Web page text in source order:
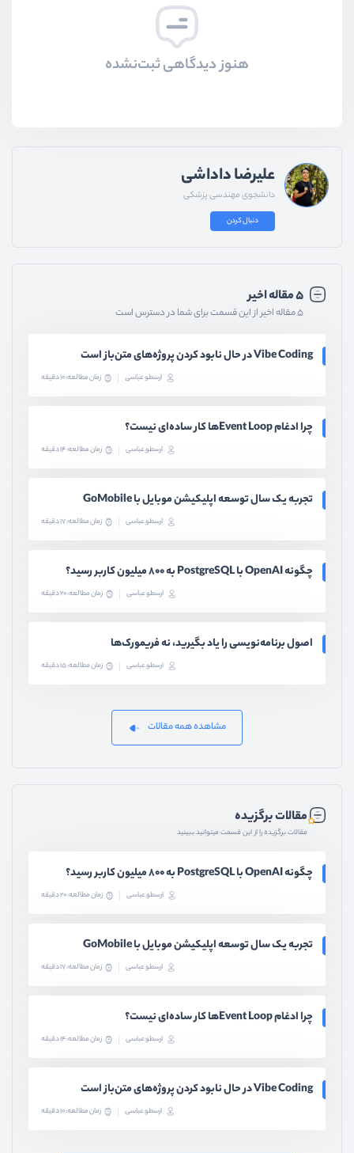
هنوز دیدگاهی ثبت‌نشده
علیرضا داداشی
دانشجوی مهندسی پزشکی
دنبال کردن
۵ مقاله اخیر
۵ مقاله اخیر از این قسمت برای شما در دسترس است
Vibe Coding در حال نابود کردن پروژه‌های متن‌باز است
ارسطو عباسی زمان مطالعه: 10 دقیقه
چرا ادغام Event Loopها کار ساده‌ای نیست؟
ارسطو عباسی زمان مطالعه: 14 دقیقه
تجربه یک سال توسعه اپلیکیشن موبایل با GoMobile
ارسطو عباسی زمان مطالعه: 17 دقیقه
چگونه OpenAI با PostgreSQL به ۸۰۰ میلیون کاربر رسید؟
ارسطو عباسی زمان مطالعه: 20 دقیقه
اصول برنامه‌نویسی را یاد بگیرید، نه فریمورک‌ها
ارسطو عباسی زمان مطالعه: 15 دقیقه
مشاهده همه مقالات
مقالات برگزیده
مقالات برگزیده را از این قسمت میتوانید ببینید
چگونه OpenAI با PostgreSQL به ۸۰۰ میلیون کاربر رسید؟
ارسطو عباسی زمان مطالعه: 20 دقیقه
تجربه یک سال توسعه اپلیکیشن موبایل با GoMobile
ارسطو عباسی زمان مطالعه: 17 دقیقه
چرا ادغام Event Loopها کار ساده‌ای نیست؟
ارسطو عباسی زمان مطالعه: 14 دقیقه
Vibe Coding در حال نابود کردن پروژه‌های متن‌باز است
ارسطو عباسی زمان مطالعه: 10 دقیقه